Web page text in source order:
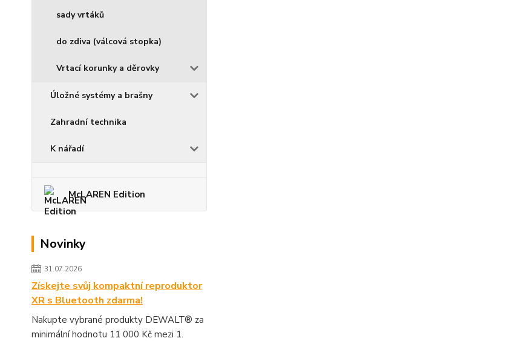
sady vrtáků
do zdiva (válcová stopka)
Vrtací korunky a děrovky
Úložné systémy a brašny
Zahradní technika
K nářadí
McLAREN Edition
Novinky
31.07.2026
Získejte svůj kompaktní reproduktor
XR s Bluetooth zdarma!
Nakupte vybrané produkty DEWALT® za
minimální hodnotu 11 000 Kč mezi 1.